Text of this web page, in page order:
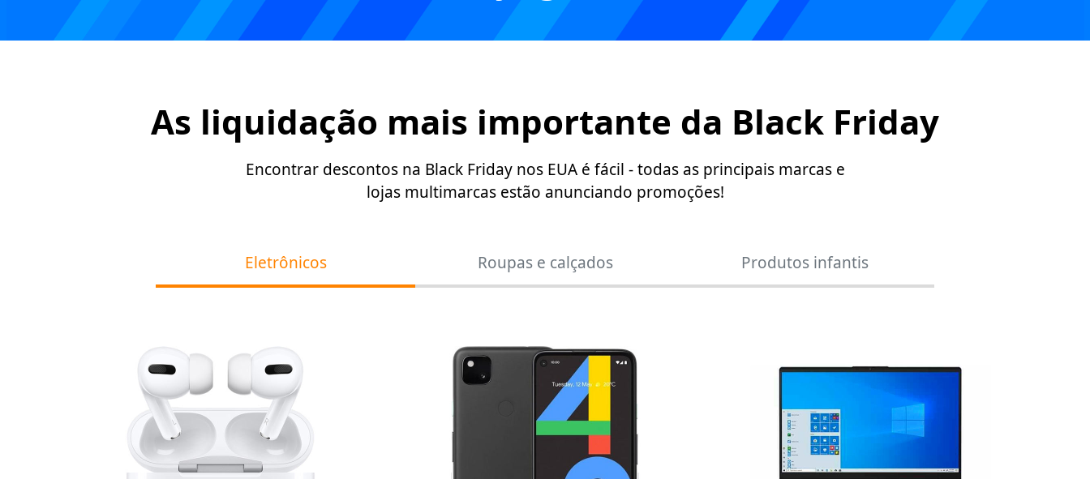
As liquidação mais importante da Black Friday
Encontrar descontos na Black Friday nos EUA é fácil - todas as principais marcas e
lojas multimarcas estão anunciando promoções!
Eletrônicos Roupas e calçados Produtos infantis